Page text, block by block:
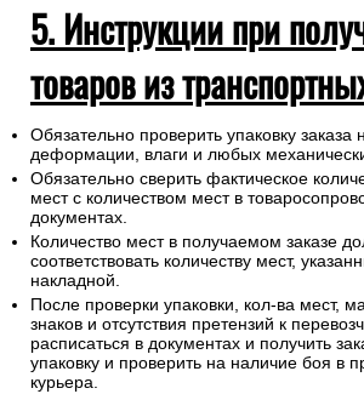
5. Инструкции при
товаров из
Обязательно проверить упаковку заказа
деформации, влаги и любых
Обязательно сверить фактическое
мест с количеством мест в
документах.
Количество мест в получаемом заказе
соответствовать количеству мест,
накладной.
После проверки упаковки, кол-ва мест,
знаков и отсутствия претензий к
расписаться в документах и получить
упаковку и проверить на наличие боя в
курьера.